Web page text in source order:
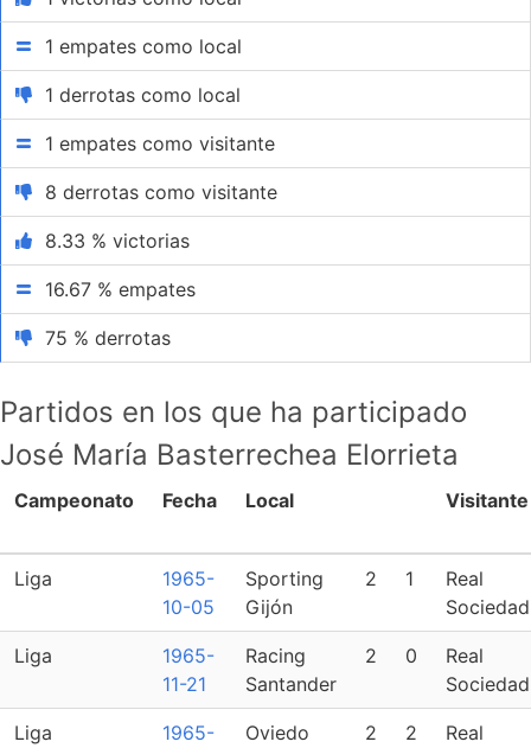
1 empates como local
1 derrotas como local
1 empates como visitante
8 derrotas como visitante
8.33 % victorias
16.67 % empates
75 % derrotas
Partidos en los que ha participado
José María Basterrechea Elorrieta
Campeonato Fecha Local Visitante
Liga
1965-
10-05
Sporting
Gijón
2 1
Real
Sociedad
Liga
1965-
11-21
Racing
Santander
2 0
Real
Sociedad
Liga
1965-
Oviedo 2 2
Real